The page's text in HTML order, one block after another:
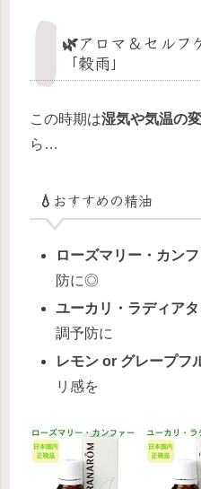
🌿アロマ＆セルフ
「穀雨」
この時期は湿気や気温の
ら…
💧おすすめの精油
ローズマリー・カン
防に◎
ユーカリ・ラディアタ
調予防に
レモン or グレープフ
リ感を